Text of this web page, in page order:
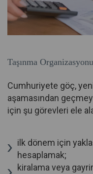
Taşınma Organizasyonu
Cumhuriyete göç,
aşamasından
için şu görevleri ele
ilk dönem için
hesaplamak;
kiralama veya